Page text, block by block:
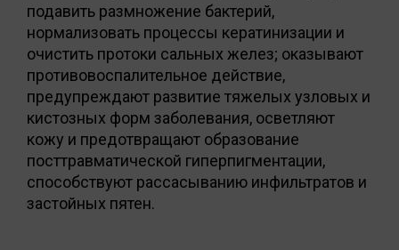
подавить размножение бактерий,
нормализовать процессы кератинизации и
очистить протоки сальных желез; оказывают
противовоспалительное действие,
предупреждают развитие тяжелых узловых и
кистозных форм заболевания, осветляют
кожу и предотвращают образование
посттравматической гиперпигментации,
способствуют рассасыванию инфильтратов и
застойных пятен.